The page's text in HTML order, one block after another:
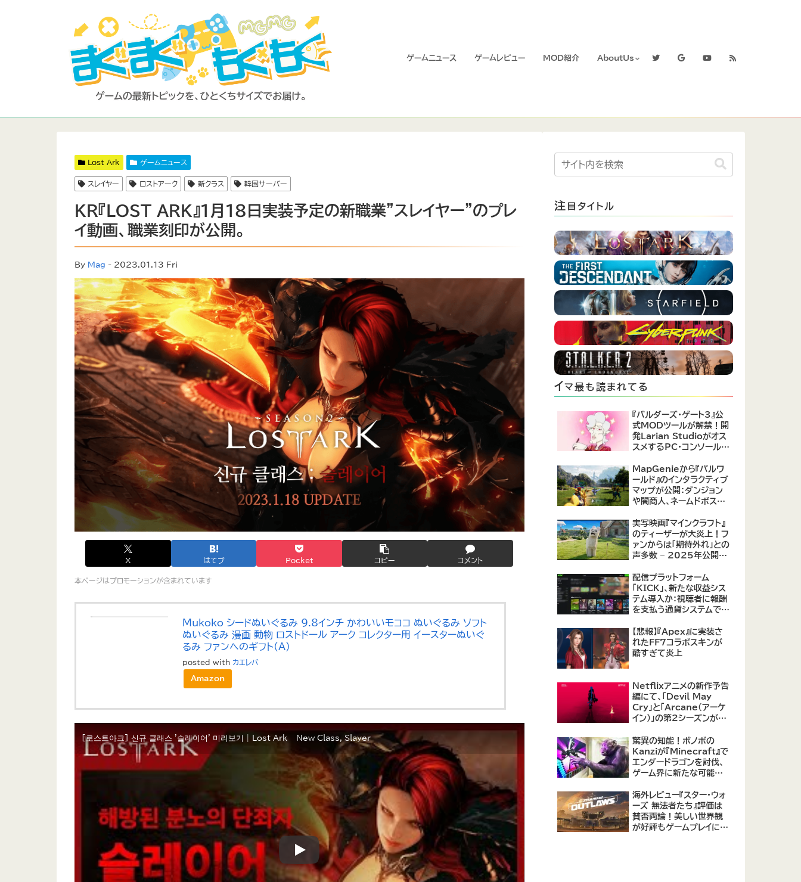
ゲームニュース ゲームレビュー MOD紹介 AboutUs
Lost Ark ゲームニュース
スレイヤー ロストアーク 新クラス 韓国サーバー
KR『LOST ARK』1月18日実装予定の新職業”スレイヤー”のプレ
イ動画、職業刻印が公開。
By Mag - 2023.01.13 Fri
X はてブ Pocket コピー コメント
本ページはプロモーションが含まれています
Mukoko シードぬいぐるみ 9.8インチ かわいいモココ ぬいぐるみ ソフト
ぬいぐるみ 漫画 動物 ロストドール アーク コレクター用 イースターぬいぐ
るみ ファンへのギフト(A)
posted with カエレバ
Amazon
[로스트아크] 신규 클래스 '슬레이어' 미리보기 | Lost Ark – New Class, Slayer
注 目タイトル
イマ最も読まれてる
『バルダーズ・ゲート3』公
式MODツールが解禁！開
発Larian Studioがオス
スメするPC・コンソール向
MapGenieから『パルワ
ールド』のインタラクティブ
マップが公開：ダンジョン
や闇商人、ネームドボスの
実写映画『マインクラフト』
のティーザーが大炎上！フ
ァンからは「期待外れ」との
声多数 – 2025年公開予
配信プラットフォーム
「KICK」、新たな収益シス
テム導入か：視聴者に報酬
を支払う通貨システムで
【悲報】『Apex』に実装さ
れたFF7コラボスキンが
酷すぎて炎上
Netflixアニメの新作予告
編にて、「Devil May
Cry」と「Arcane（アーケ
イン）」の第2シーズンが紹
驚異の知能！ボノボの
Kanziが『Minecraft』で
エンダードラゴンを討伐、
ゲーム界に新たな可能性
海外レビュー『スター・ウォ
ーズ 無法者たち』評価は
賛否両論！美しい世界観
が好評もゲームプレイに課